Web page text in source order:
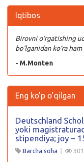
Iqtibos
Birovni o‘rgatishing
bo‘lganidan ko‘ra
- M.Monten
Eng ko'p o'qilgan
Deutschland
yoki
stipendiya; joy –
Barcha soha